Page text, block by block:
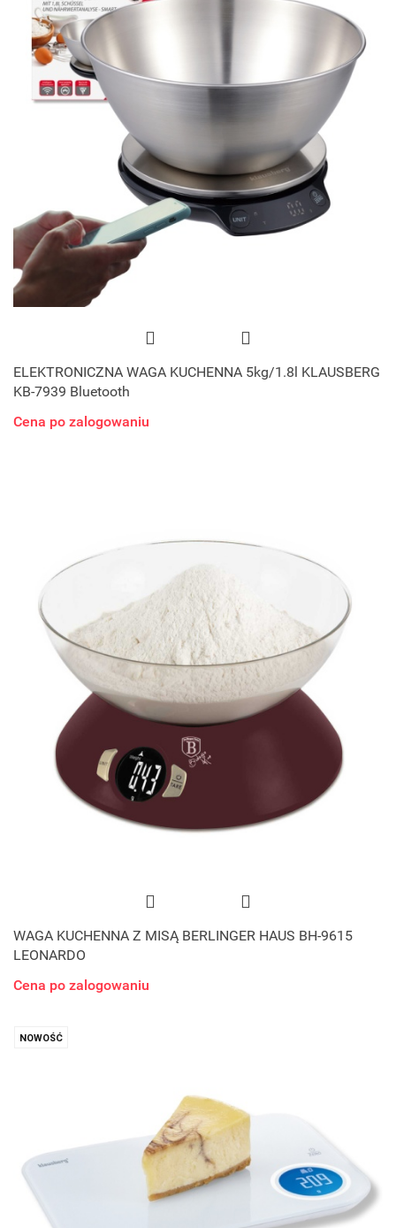
ELEKTRONICZNA WAGA KUCHENNA 5kg/1.8l KLAUSBERG
KB-7939 Bluetooth
Cena po zalogowaniu
WAGA KUCHENNA Z MISĄ BERLINGER HAUS BH-9615
LEONARDO
Cena po zalogowaniu
NOWOŚĆ